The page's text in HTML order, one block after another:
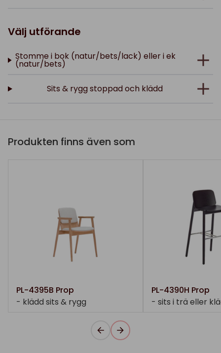
Välj utförande
Stomme i bok (natur/bets/lack) eller i ek
(natur/bets)
Sits & rygg stoppad och klädd
Produkten finns även som
PL-4395B Prop
- klädd sits & rygg
PL-4390H Prop
- sits i trä eller